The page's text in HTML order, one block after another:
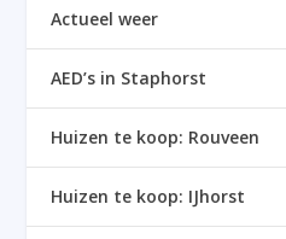
Actueel weer
AED’s in Staphorst
Huizen te koop: Rouveen
Huizen te koop: IJhorst